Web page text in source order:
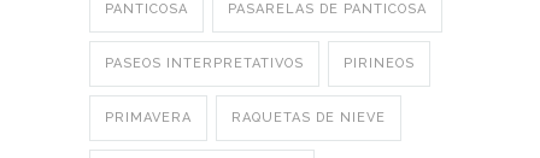
PANTICOSA PASARELAS DE PANTICOSA
PASEOS INTERPRETATIVOS PIRINEOS
PRIMAVERA RAQUETAS DE NIEVE